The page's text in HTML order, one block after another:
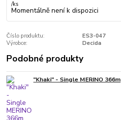
/ks
Momentálně není k dispozici
Číslo produktu:
ES3-047
Výrobce:
Decida
Podobné produkty
"Khaki" - Single MERINO 366m